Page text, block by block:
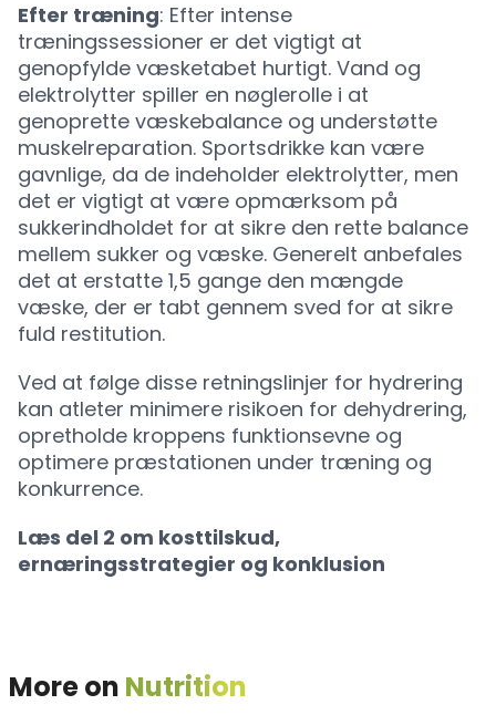
Efter træning: Efter intense
træningssessioner er det vigtigt at
genopfylde væsketabet hurtigt. Vand og
elektrolytter spiller en nøglerolle i at
genoprette væskebalance og understøtte
muskelreparation. Sportsdrikke kan være
gavnlige, da de indeholder elektrolytter, men
det er vigtigt at være opmærksom på
sukkerindholdet for at sikre den rette balance
mellem sukker og væske. Generelt anbefales
det at erstatte 1,5 gange den mængde
væske, der er tabt gennem sved for at sikre
fuld restitution.
Ved at følge disse retningslinjer for hydrering
kan atleter minimere risikoen for dehydrering,
opretholde kroppens funktionsevne og
optimere præstationen under træning og
konkurrence.
Læs del 2 om kosttilskud,
ernæringsstrategier og konklusion
More on Nutrition